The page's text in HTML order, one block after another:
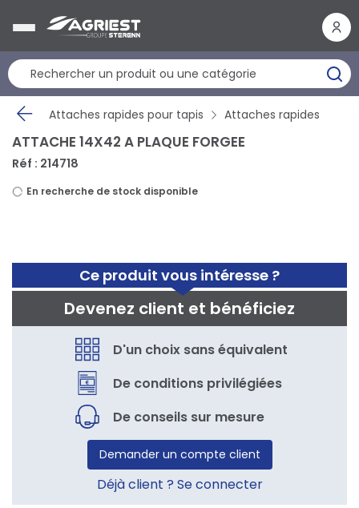
Attaches rapides pour tapis Attaches rapides
Ce produit vous intéresse ?
Devenez client et bénéficiez
D'un choix sans équivalent
De conditions privilégiées
De conseils sur mesure
Demander un compte client
Déjà client ? Se connecter
ATTACHE 14X42 A PLAQUE FORGEE
Réf : 214718
En recherche de stock disponible